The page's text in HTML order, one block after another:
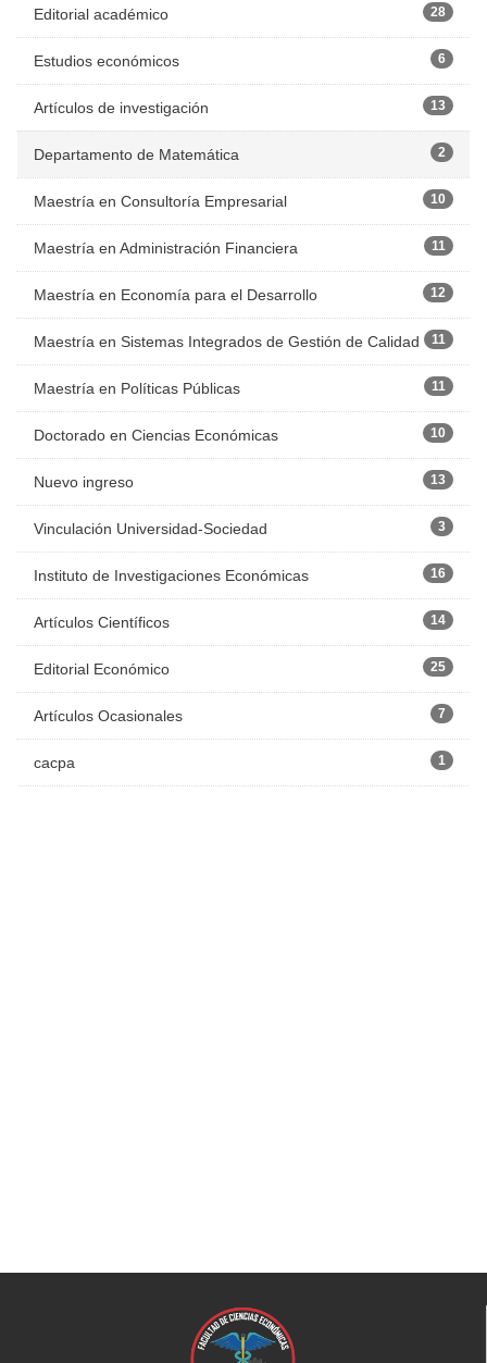
Editorial académico 28
Estudios económicos 6
Artículos de investigación 13
Departamento de Matemática 2
Maestría en Consultoría Empresarial 10
Maestría en Administración Financiera 11
Maestría en Economía para el Desarrollo 12
Maestría en Sistemas Integrados de Gestión de Calidad 11
Maestría en Políticas Públicas 11
Doctorado en Ciencias Económicas 10
Nuevo ingreso 13
Vinculación Universidad-Sociedad 3
Instituto de Investigaciones Económicas 16
Artículos Científicos 14
Editorial Económico 25
Artículos Ocasionales 7
cacpa 1